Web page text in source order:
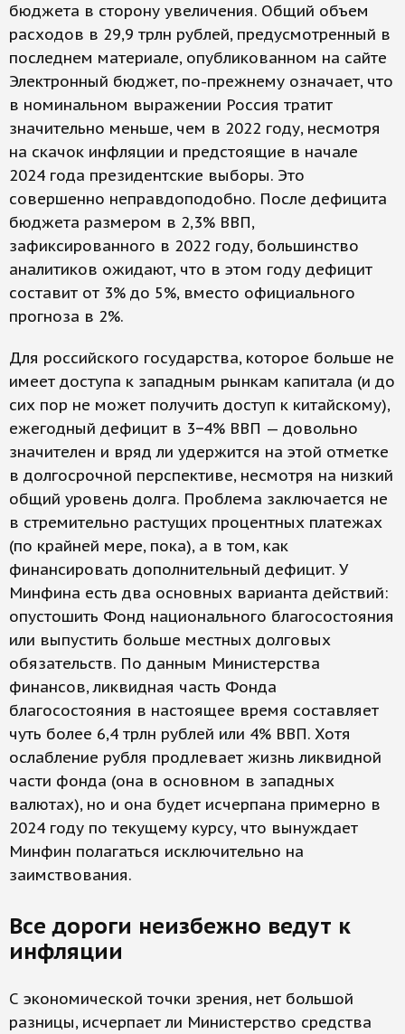
бюджета в сторону увеличения. Общий объем
расходов в 29,9 трлн рублей, предусмотренный в
последнем материале, опубликованном на сайте
Электронный бюджет, по-прежнему означает, что
в номинальном выражении Россия тратит
значительно меньше, чем в 2022 году, несмотря
на скачок инфляции и предстоящие в начале
2024 года президентские выборы. Это
совершенно неправдоподобно. После дефицита
бюджета размером в 2,3% ВВП,
зафиксированного в 2022 году, большинство
аналитиков ожидают, что в этом году дефицит
составит от 3% до 5%, вместо официального
прогноза в 2%.
Для российского государства, которое больше не
имеет доступа к западным рынкам капитала (и до
сих пор не может получить доступ к китайскому),
ежегодный дефицит в 3−4% ВВП — довольно
значителен и вряд ли удержится на этой отметке
в долгосрочной перспективе, несмотря на низкий
общий уровень долга. Проблема заключается не
в стремительно растущих процентных платежах
(по крайней мере, пока), а в том, как
финансировать дополнительный дефицит. У
Минфина есть два основных варианта действий:
опустошить Фонд национального благосостояния
или выпустить больше местных долговых
обязательств. По данным Министерства
финансов, ликвидная часть Фонда
благосостояния в настоящее время составляет
чуть более 6,4 трлн рублей или 4% ВВП. Хотя
ослабление рубля продлевает жизнь ликвидной
части фонда (она в основном в западных
валютах), но и она будет исчерпана примерно в
2024 году по текущему курсу, что вынуждает
Минфин полагаться исключительно на
заимствования.
Все дороги неизбежно ведут к
инфляции
С экономической точки зрения, нет большой
разницы, исчерпает ли Министерство средства